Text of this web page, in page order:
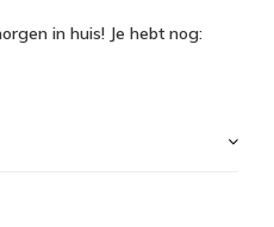
in huis! Je hebt nog: